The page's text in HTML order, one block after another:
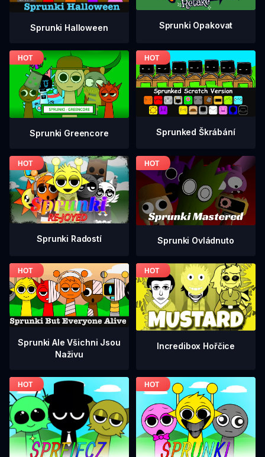
Sprunki Halloween Sprunki Opakovat
Sprunki Greencore Sprunked Škrábání
Sprunki Radostí Sprunki Ovládnuto
Sprunki Ale Všichni Jsou
Naživu
Incredibox Hořčice